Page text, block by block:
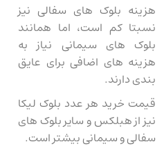
هزینه بلوک ‌های سفالی نیز
نسبتا کم است، اما همانند
بلوک‌ های سیمانی نیاز به
هزینه‌ های اضافی برای عایق‌
بندی دارند.
قیمت خرید هر عدد بلوک لیکا
نیز از هبلکس و سایر بلوک ‌های
سفالی و سیمانی بیشتر است.